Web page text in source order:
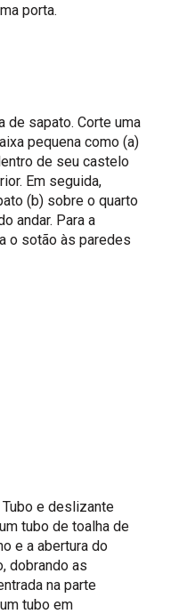
porta.
de sapato. Corte uma
pequena como (a)
de seu castelo
Em seguida,
(b) sobre o quarto
andar. Para a
o sotão às paredes
Tubo e deslizante
tubo de toalha de
e a abertura do
dobrando as
na parte
tubo em